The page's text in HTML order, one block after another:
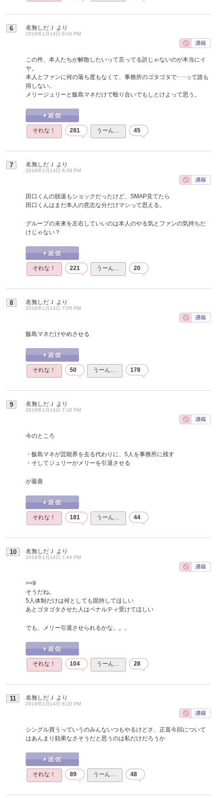
6 名無しだＪ より
2016年1月14日 6:04 PM
この件、本人たちが解散したいって言ってる訳じゃないのが本当にイ
ヤ。
本人とファンに何の落ち度もなくて、事務所のゴタゴタで･･･って誰も
得しない。
メリージュリーと飯島マネだけで殴り合いでもしとけよって思う。
それな！ 281 うーん… 45
7 名無しだＪ より
2016年1月14日 6:39 PM
田口くんの脱退もショックだったけど、SMAP見てたら
田口くんはまだ本人の意志な分だけマシって思える。
グループの未来を左右していいのは本人のやる気とファンの気持ちだ
けじゃない？
それな！ 221 うーん… 20
8 名無しだＪ より
2016年1月14日 7:05 PM
飯島マネだけやめさせる
それな！ 50 うーん… 178
9 名無しだＪ より
2016年1月14日 7:18 PM
今のところ
・飯島マネが芸能界を去る代わりに、5人を事務所に残す
・そしてジュリーがメリーを引退させる
が最善
それな！ 181 うーん… 44
10 名無しだＪ より
2016年1月14日 7:44 PM
>>9
そうだね。
5人体制だけは何としても固持してほしい
あとゴタゴタさせた人はペナルティ受けてほしい
でも、メリー引退させられるかな。。。
それな！ 104 うーん… 28
11 名無しだＪ より
2016年1月14日 8:20 PM
シングル買うっていうのみんないつもやるけどさ、正直今回について
はあんまり効果なさそうだと思うのは私だけだろうか
それな！ 89 うーん… 48